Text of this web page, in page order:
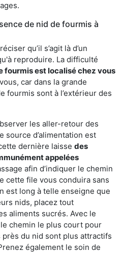
de nid de fourmis à
qu’il s’agit là d’un
reproduire. La difficulté
fourmis est localisé chez vous
car dans la grande
fourmis sont à l’extérieur des
les aller-retour des
source d’alimentation est
dernière laisse des
appelées
afin d’indiquer le chemin
cette file vous conduira sans
est long à telle enseigne que
nids, placez tout
aliments sucrés. Avec le
chemin le plus court pour
du nid sont plus attractifs
également le soin de